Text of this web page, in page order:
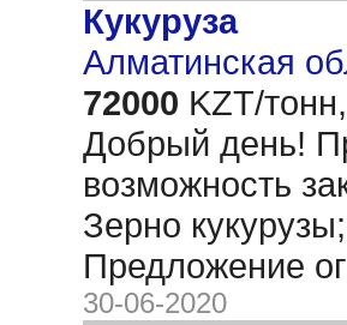
Кукуруза
Алматинская
72000 KZT/тонн,
Добрый день!
возможность
Зерно
Предложение
30-06-2020